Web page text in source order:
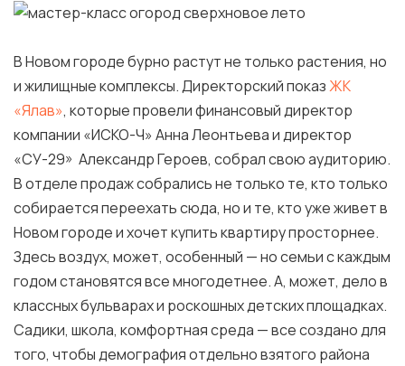
В Новом городе бурно растут не только растения, но
и жилищные комплексы. Директорский показЖК
«Ялав», которые провели финансовый директор
компании «ИСКО-Ч» Анна Леонтьева и директор
«СУ-29» Александр Героев, собрал свою аудиторию.
В отделе продаж собрались не только те, кто только
собирается переехать сюда, но и те, кто уже живет в
Новом городе и хочет купить квартиру просторнее.
Здесь воздух, может, особенный — но семьи с каждым
годом становятся все многодетнее. А, может, дело в
классных бульварах и роскошных детских площадках.
Садики, школа, комфортная среда — все создано для
того, чтобы демография отдельно взятого района